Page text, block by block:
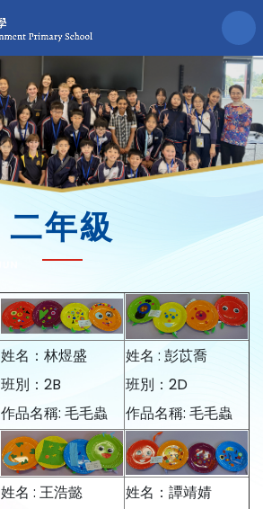
二年級
姓名：林煜盛
班別：2B
作品名稱: 毛毛蟲
姓名 : 彭苡喬
班別：2D
作品名稱: 毛毛蟲
姓名 : 王浩懿
姓名：譚靖婧